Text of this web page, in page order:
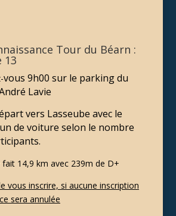
Tour du Béarn :
13
vous 9h00 sur le parking du
Lavie
vers Lasseube avec le
de voiture selon le nombre
fait 14,9 km avec 239m de D+
vous inscrire, si aucune inscription
sera annulée